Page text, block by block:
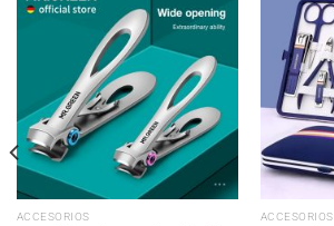
ACCESORIOS ACCESORIOS